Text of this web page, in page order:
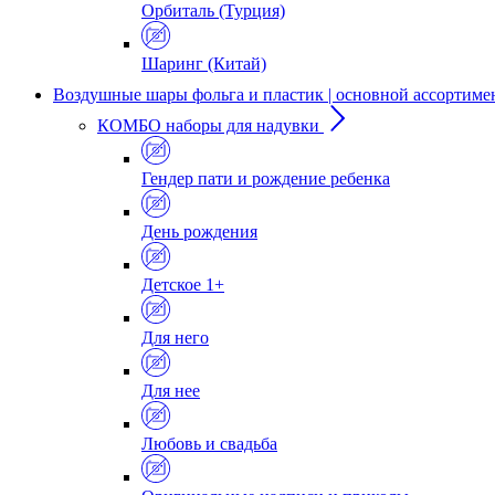
Орбиталь (Турция)
Шаринг (Китай)
Воздушные шары фольга и пластик | основной
КОМБО наборы для надувки
Гендер пати и рождение ребенка
День рождения
Детское 1+
Для него
Для нее
Любовь и свадьба